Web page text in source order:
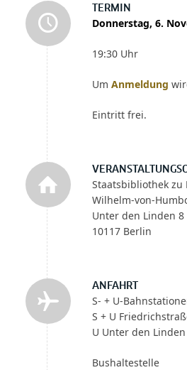
TERMIN
Donnerstag, 6.
19:30 Uhr
Um Anmeldung
Eintritt frei.
Staatsbibliothek zu
Wilhelm-von-
Unter den Linden 8
10117 Berlin
ANFAHRT
S- + U-
S + U
U Unter den Linden
Bushaltestelle